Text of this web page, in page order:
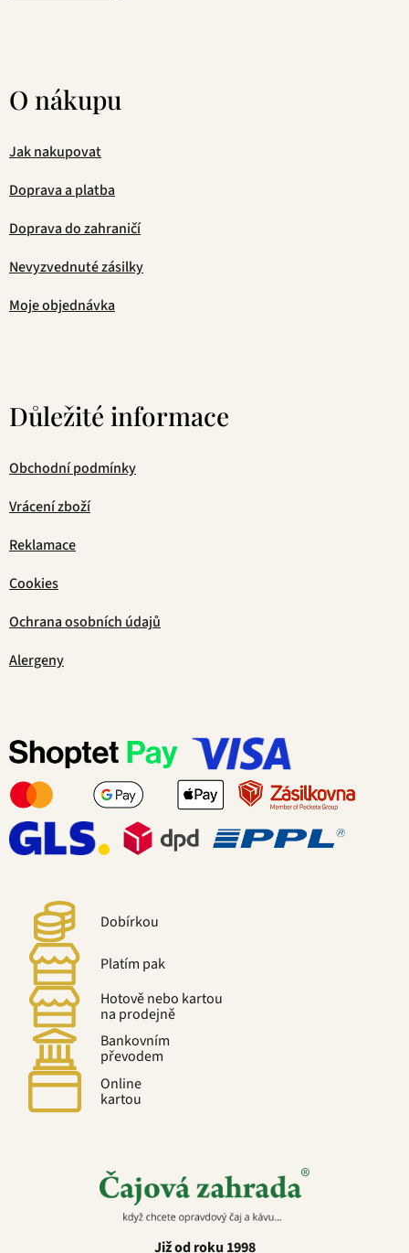
O nákupu
Jak nakupovat
Doprava a platba
Doprava do zahraničí
Nevyzvednuté zásilky
Moje objednávka
Důležité informace
Obchodní podmínky
Vrácení zboží
Reklamace
Cookies
Ochrana osobních údajů
Alergeny
Dobírkou
Platím pak
Hotově nebo kartou
na prodejně
Bankovním
převodem
Online
kartou
Již od roku 1998